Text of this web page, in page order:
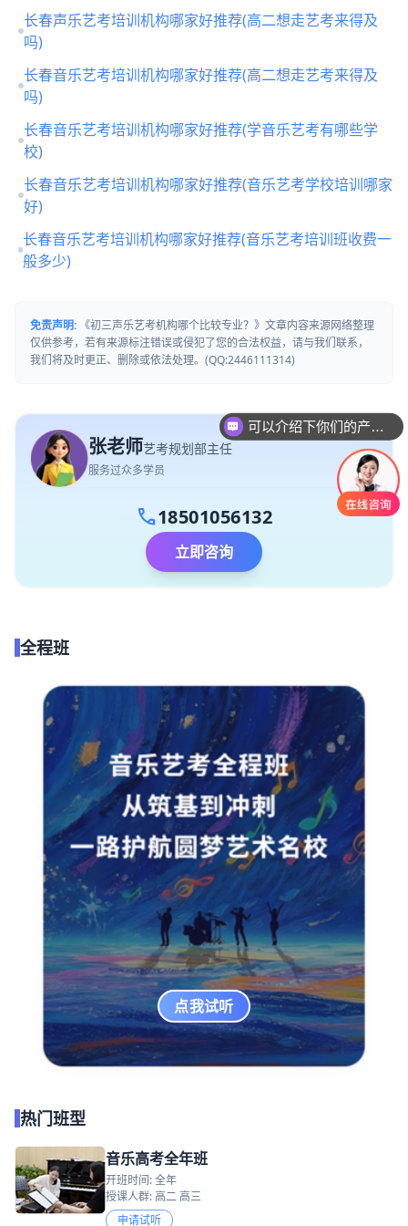
长春声乐艺考培训机构哪家好推荐(高二想走艺考来得及
吗)
长春音乐艺考培训机构哪家好推荐(高二想走艺考来得及
吗)
长春音乐艺考培训机构哪家好推荐(学音乐艺考有哪些学
校)
长春音乐艺考培训机构哪家好推荐(音乐艺考学校培训哪家
好)
长春音乐艺考培训机构哪家好推荐(音乐艺考培训班收费一
般多少)
免责声明: 《初三声乐艺考机构哪个比较专业？》文章内容来源网络整理
仅供参考，若有来源标注错误或侵犯了您的合法权益，请与我们联系，
我们将及时更正、删除或依法处理。(QQ:2446111314)
张老师艺考规划部主任
服务过众多学员
call18501056132
立即咨询
全程班
点我试听
热门班型
音乐高考全年班
开班时间: 全年
授课人群: 高二 高三
申请试听
你们是怎么收费的呢